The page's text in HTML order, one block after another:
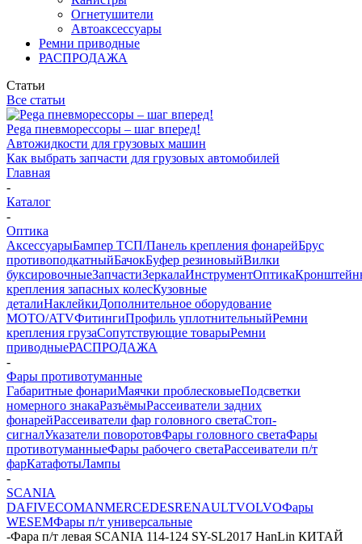
Огнетушители
Автоаксессуары
Ремни приводные
РАСПРОДАЖА
Статьи
Все статьи
Pega пневморессоры – шаг вперед!
Автожидкости для грузовых машин
Как выбрать запчасти для грузовых автомобилей
Главная
-
Каталог
-
Оптика
АксессуарыБампер ТСП/Панель крепления фонарейБрус
противоподкатныйБачокБуфер резиновыйВилки
буксировочныеЗапчастиЗеркалаИнструментОптика
крепления запасных колесКузовные
деталиНаклейкиДополнительное оборудование
MOTO/ATVФитингиПрофиль уплотнительныйРемни
крепления грузаСопутствующие товарыРемни
приводныеРАСПРОДАЖА
-
Фары противотуманные
Габаритные фонариМаячки проблесковыеПодсветки
номерного знакаРазъёмыРассеиватели задних
фонарейРассеиватели фар головного светаСтоп-
сигналУказатели поворотовФары головного светаФары
противотуманныеФары рабочего светаРассеиватели п/т
фарКатафотыЛампы
-
SCANIA
DAFIVECOMANMERCEDESRENAULTVOLVOФары
WESEMФары п/т универсальные
-Фара п/т левая SCANIA 114-124 SY-SL2017 HanLin КИТАЙ